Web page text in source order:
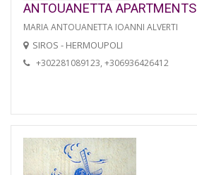
ANTOUANETTA APARTMENTS
MARIA ANTOUANETTA IOANNI ALVERTI
SIROS - HERMOUPOLI
+302281089123, +306936426412